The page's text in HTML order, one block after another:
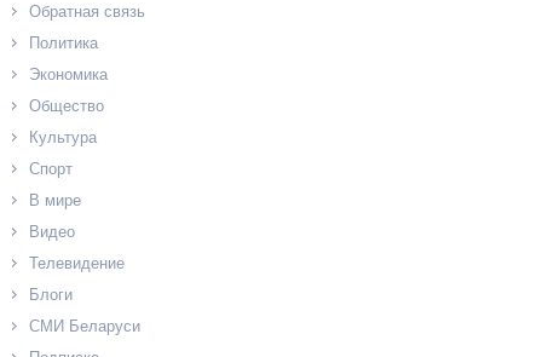
Обратная связь
Политика
Экономика
Общество
Культура
Спорт
В мире
Видео
Телевидение
Блоги
СМИ Беларуси